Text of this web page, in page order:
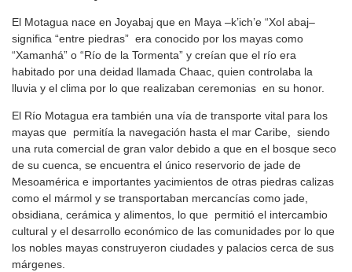
El Motagua nace en Joyabaj que en Maya –k’ich’e “Xol abaj–
significa “entre piedras” era conocido por los mayas como
“Xamanhá” o “Río de la Tormenta” y creían que el río era
habitado por una deidad llamada Chaac, quien controlaba la
lluvia y el clima por lo que realizaban ceremonias en su honor.
El Río Motagua era también una vía de transporte vital para los
mayas que permitía la navegación hasta el mar Caribe, siendo
una ruta comercial de gran valor debido a que en el bosque seco
de su cuenca, se encuentra el único reservorio de jade de
Mesoamérica e importantes yacimientos de otras piedras calizas
como el mármol y se transportaban mercancías como jade,
obsidiana, cerámica y alimentos, lo que permitió el intercambio
cultural y el desarrollo económico de las comunidades por lo que
los nobles mayas construyeron ciudades y palacios cerca de sus
márgenes.